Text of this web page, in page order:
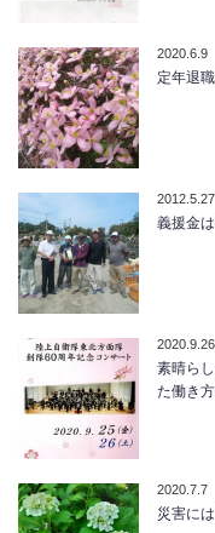
2020.6.9
定年退
2012.5.27
義援金
2020.9.26
素晴ら
た働き
2020.7.7
災害に